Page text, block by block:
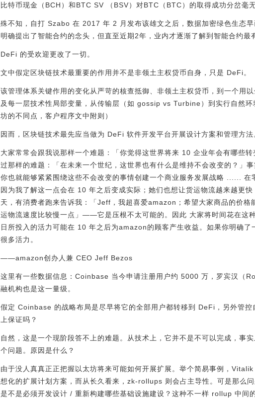
比特币现金（BCH）和BTC SV （BSV）对BTC（BTC）的取得成功分岔毫
殊不知，自打 Szabo 在 2017 年 2 月发布该雄文之后，数据加密绿色生态
明确提出了智能合约的念头，但直至近期2年，业内才逐渐了解到智能合约最
DeFi 的受欢迎更改了一切。
文中假定区块链技术最重要的作用并不是非领土主权贷币自身，只是 DeFi。
该管理体系关键作用的变化从严苛的核查抵御、非领土主权贷币，到一个用
及每一层技术性局部变量，从传输层（如 gossip vs Turbine）到实行自然
坊的不同点，客户程序文中附则）
因而，区块链技术最先应当做为 DeFi 软件开发平台开展设计方案和管理方法
大家常常会跟我说那样一个难题：「你觉得这世界将来 10 企业年会有哪些
过那样的难题：「在未来一个世纪，这世界也有什么是维持不会改变的？」
你也就能够紧紧围绕这些不会改变的事情创建一个商业服务发展战略 ...... 在
因为我了解这一点会在 10 年之后变成实际；她们也想让货运物流越来越更
天，有消费者跑来告诉我：「Jeff，我超喜爱amazon；希望大家商品的价
运物流速度比较慢一点」——它是压根不太可能的。因此 大家将时间花在这
日所投入的活力可能在 10 年之后为amazon的顾客产生收益。如果你明确
很多活力。
——amazon创办人兼 CEO Jeff Bezos
这里有一些数据信息：Coinbase 当今申请注册用户约 5000 万，罗宾汉（
融机构也是这一量级。
假定 Coinbase 的战略布局是尽早将它的全部用户都转移到 DeFi，另外管
上保证吗？
自然，这是一个现阶段答不上的难题。从技术上，它并不是不可以完成，事
个问题。原因是什么？
由于没人真真正正把握以太坊将来可能如何开展扩展。举个简易事例，
想化的扩展计划方案，而从长久看来，zk-rollups 则会占主导性。可是那么
是不是必须开发设计 / 重新构建哪些基础设施建设？这种不一样 rollup 中间